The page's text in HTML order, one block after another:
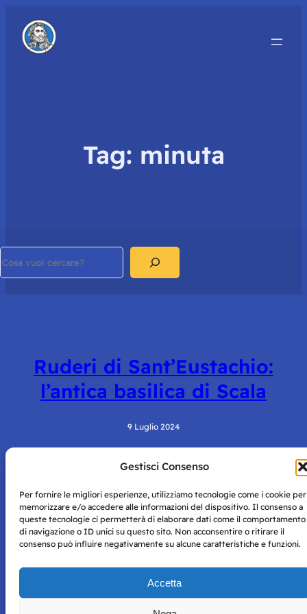
Gestisci Consenso
Per fornire le migliori esperienze, utilizziamo tecnologie come i cookie per
memorizzare e/o accedere alle informazioni del dispositivo. Il consenso a
queste tecnologie ci permetterà di elaborare dati come il comportamento
di navigazione o ID unici su questo sito. Non acconsentire o ritirare il
consenso può influire negativamente su alcune caratteristiche e funzioni.
Accetta
Tag: minuta
Ruderi di Sant’Eustachio:
l’antica basilica di Scala
9 Luglio 2024
Napoli con autorizzazione numero 38 del 25/9/2019.
Tutte le immagini e i contenuti su questo sito sono forniti